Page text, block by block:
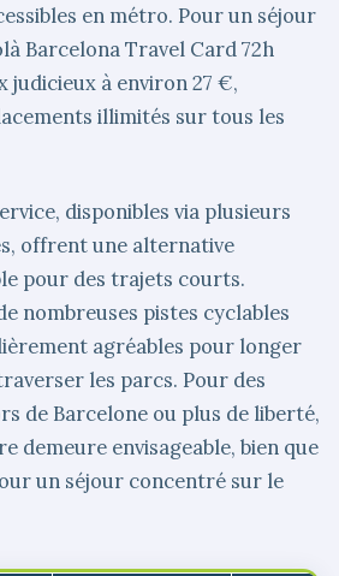
en métro. Pour un séjour
Barcelona Travel Card 72h
judicieux à environ 27 €,
illimités sur tous les
disponibles via plusieurs
offrent une alternative
pour des trajets courts.
nombreuses pistes cyclables
agréables pour longer
les parcs. Pour des
de Barcelone ou plus de liberté,
demeure envisageable, bien que
un séjour concentré sur le